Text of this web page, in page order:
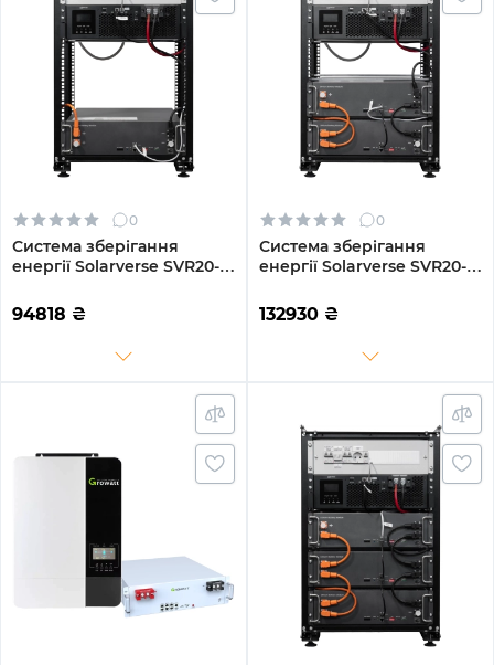
0
Система зберігання
енергії Solarverse SVR20-
5.1kWh 1BAT LiFePO4 6000
циклів (SVR20-1SV5K1-
94818 ₴
0
Система зберігання
енергії Solarverse SVR20-
10.2kWh 2BAT LiFePO4
6000 циклів (SVR20-
132930 ₴